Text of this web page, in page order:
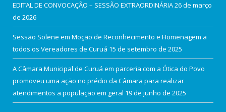
EDITAL DE CONVOCAÇÃO – SESSÃO EXTRAORDINÁRIA26 de março
de 2026
Sessão Solene em Moção de Reconhecimento e Homenagem a
todos os Vereadores de Curuá 15 de setembro de 2025
A Câmara Municipal de Curuá em parceria com a Ótica do Povo
promoveu uma ação no prédio da Câmara para realizar
atendimentos a população em geral 19 de junho de 2025